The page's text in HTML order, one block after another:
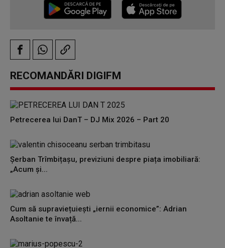
RECOMANDĂRI DIGIFM
Petrecerea lui DanT – DJ Mix 2026 – Part 20
Șerban Trîmbițașu, previziuni despre piața imobiliară:
„Acum și...
Cum să supraviețuiești „iernii economice”: Adrian
Asoltanie te învață...